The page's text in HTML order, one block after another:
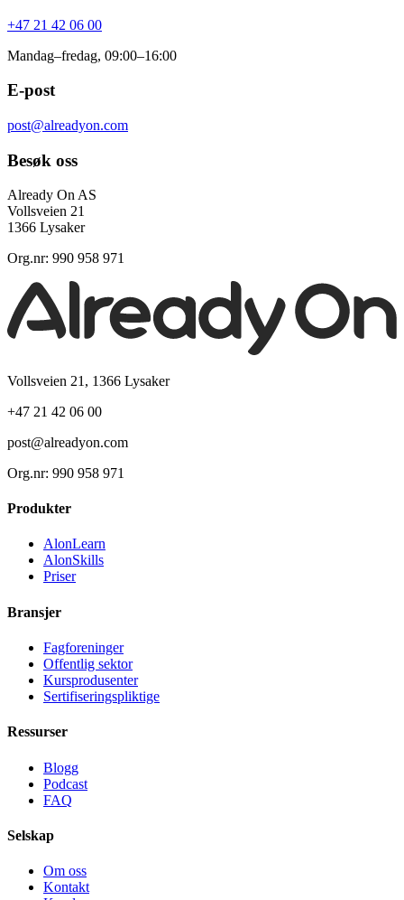
+47 21 42 06 00
Mandag–fredag, 09:00–16:00
E-post
post@alreadyon.com
Besøk oss
Already On AS
Vollsveien 21
1366 Lysaker
Org.nr: 990 958 971
Vollsveien 21, 1366 Lysaker
+47 21 42 06 00
post@alreadyon.com
Org.nr: 990 958 971
Produkter
AlonLearn
AlonSkills
Priser
Bransjer
Fagforeninger
Offentlig sektor
Kursprodusenter
Sertifiseringspliktige
Ressurser
Blogg
Podcast
FAQ
Selskap
Om oss
Kontakt